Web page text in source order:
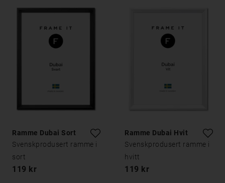
Ramme Dubai Sort
Svenskprodusert ramme i
sort
119 kr
Ramme Dubai Hvit
Svenskprodusert ramme i
hvitt
119 kr